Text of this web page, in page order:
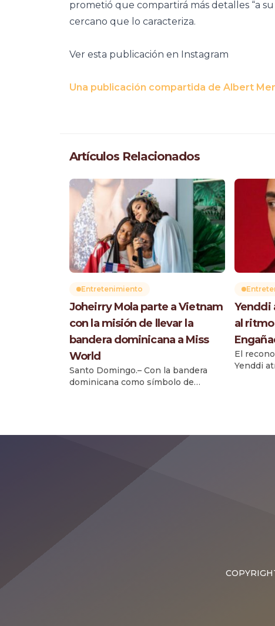
prometió que compartirá más detalles “a
cercano que lo caracteriza.
Ver esta publicación en Instagram
Una publicación compartida de Albert
Artículos Relacionados
Entretenimiento
Joheirry Mola parte a Vietnam
con la misión de llevar la
bandera dominicana a Miss
World
Santo Domingo.– Con la bandera
dominicana como símbolo de
Yenddi
al
El
Yenddi
y a la